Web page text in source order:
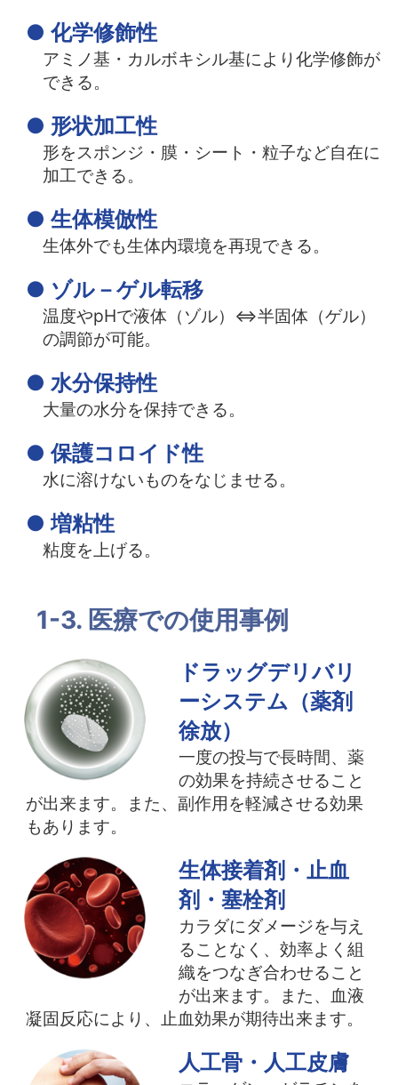
● 化学修飾性
アミノ基・カルボキシル基により化学修飾が
できる。
● 形状加工性
形をスポンジ・膜・シート・粒子など自在に
加工できる。
● 生体模倣性
生体外でも生体内環境を再現できる。
● ゾル－ゲル転移
温度やpHで液体（ゾル）⇔半固体（ゲル）
の調節が可能。
● 水分保持性
大量の水分を保持できる。
● 保護コロイド性
水に溶けないものをなじませる。
● 増粘性
粘度を上げる。
1-3. 医療での使用事例
ドラッグデリバリ
ーシステム（薬剤
徐放）
一度の投与で長時間、薬
の効果を持続させること
が出来ます。また、副作用を軽減させる効果
もあります。
生体接着剤・止血
剤・塞栓剤
カラダにダメージを与え
ることなく、効率よく組
織をつなぎ合わせること
が出来ます。また、血液
凝固反応により、止血効果が期待出来ます。
人工骨・人工皮膚